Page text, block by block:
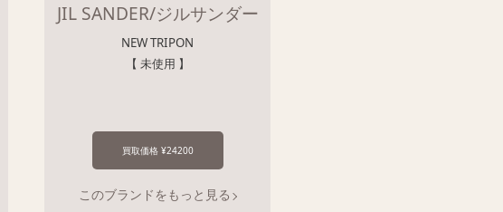
JIL SANDER/ジルサンダー
NEW TRIPON
【 未使用 】
買取価格 ¥24200
このブランドをもっと見る